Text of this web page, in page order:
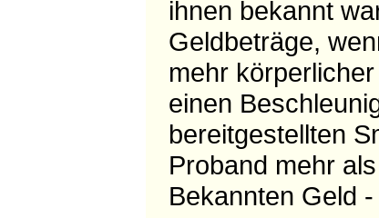
ihnen bekannt
Geldbeträge,
mehr
einen
bereitgestellten
Proband mehr
Bekannten Geld